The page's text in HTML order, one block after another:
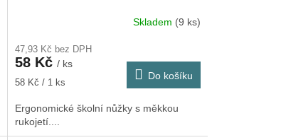
Skladem (9 ks)
47,93 Kč bez DPH
58 Kč / ks
Měrná
58 Kč / 1 ks
Do košíku
Ergonomické školní nůžky s měkkou
rukojetí....